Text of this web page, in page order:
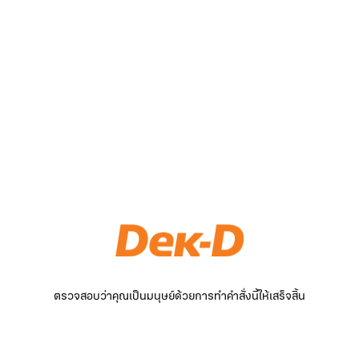
ตรวจสอบว่าคุณเป็นมนุษย์ด้วยการทำคำสั่งนี้ให้เสร็จสิ้น